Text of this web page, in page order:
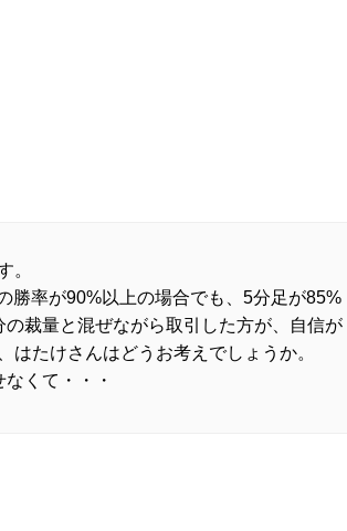
。
勝率が90%以上の場合でも、5分足が85%
裁量と混ぜながら取引した方が、自信が
たけさんはどうお考えでしょうか。
くて・・・